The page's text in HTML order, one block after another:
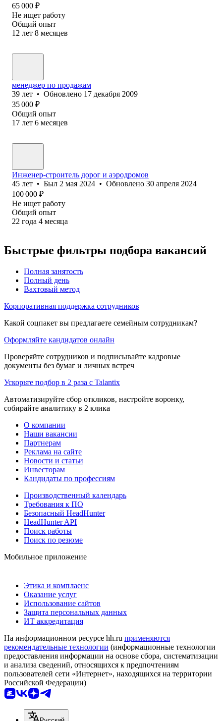
65 000 ₽
Не ищет работу
Общий опыт
12 лет 8 месяцев
менеджер по продажам
39 лет • Обновлено 17 декабря 2009
35 000 ₽
Общий опыт
17 лет 6 месяцев
Инженер-строитель дорог и аэродромов
45 лет • Был 2 мая 2024 • Обновлено 30 апреля 2024
100 000 ₽
Не ищет работу
Общий опыт
22 года 4 месяца
Быстрые фильтры подбора вакансий
Полная занятость
Полный день
Вахтовый метод
Корпоративная поддержка сотрудников
Какой соцпакет вы предлагаете семейным сотрудникам?
Оформляйте кандидатов онлайн
Проверяйте сотрудников и подписывайте кадровые
документы без бумаг и личных встреч
Ускорьте подбор в 2 раза с Talantix
Автоматизируйте сбор откликов, настройте воронку,
собирайте аналитику в 2 клика
О компании
Наши вакансии
Партнерам
Реклама на сайте
Новости и статьи
Инвесторам
Кандидаты по профессиям
Производственный календарь
Требования к ПО
Безопасный HeadHunter
HeadHunter API
Поиск работы
Поиск по резюме
Мобильное приложение
Этика и комплаенс
Оказание услуг
Использование сайтов
Защита персональных данных
ИТ аккредитация
На информационном ресурсе hh.ru применяются
рекомендательные технологии (информационные технологии
предоставления информации на основе сбора, систематизации
и анализа сведений, относящихся к предпочтениям
пользователей сети «Интернет», находящихся на территории
Российской Федерации)